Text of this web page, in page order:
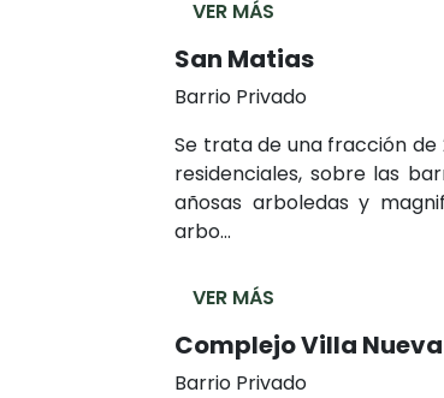
VER MÁS
San Matias
Barrio Privado
Se trata de una fracción de
residenciales, sobre las
añosas arboledas y
arbo...
VER MÁS
Complejo Villa Nueva
Barrio Privado